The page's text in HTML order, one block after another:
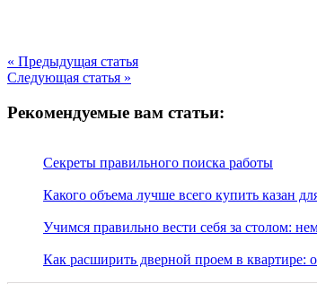
« Предыдущая статья
Следующая статья »
Рекомендуемые вам статьи:
Секреты правильного поиска работы
Какого объема лучше всего купить казан
Учимся правильно вести себя за столом:
Как расширить дверной проем в квартире: